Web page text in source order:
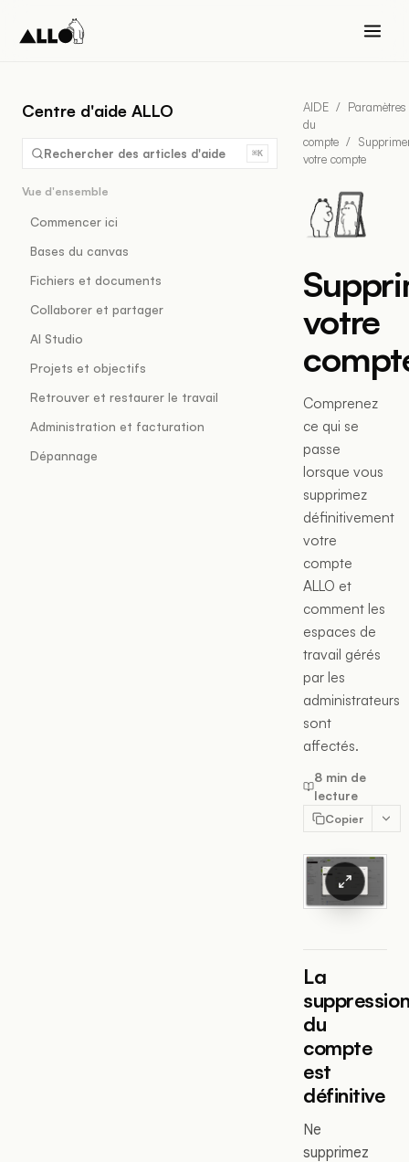
Centre d'aide ALLO
Rechercher des articles d'aide ⌘K
Vue d'ensemble
Commencer ici
Bases du canvas
Fichiers et documents
Collaborer et partager
AI Studio
Projets et objectifs
Retrouver et restaurer le travail
Administration et facturation
Dépannage
AIDE / Paramètres
du
compte /
votre compte
votre
Comprenez
ce qui se
passe
lorsque vous
supprimez
définitivement
votre
compte
ALLO et
comment les
espaces de
travail gérés
par les
administrateurs
sont
affectés.
8 min de
lecture
Copier
La
du
compte
est
définitive
Ne
supprimez